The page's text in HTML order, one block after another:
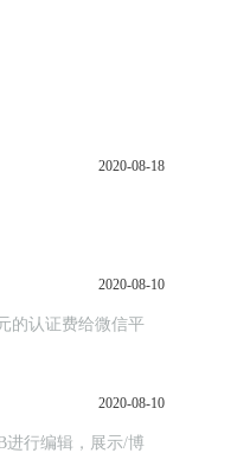
2020-08-18
2020-08-10
的认证费给微信平
2020-08-10
进行编辑，展示/博